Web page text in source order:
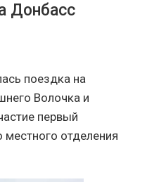
Донбасс
поездка на
Волочка и
первый
отделения